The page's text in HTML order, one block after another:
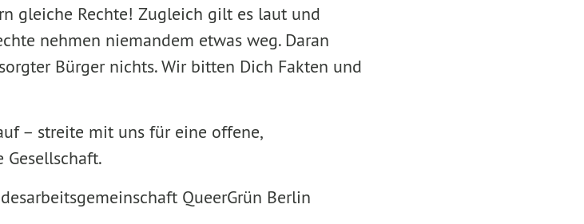
gleiche Rechte! Zugleich gilt es laut und
nehmen niemandem etwas weg. Daran
Bürger nichts. Wir bitten Dich Fakten und
– streite mit uns für eine offene,
QueerGrün Berlin